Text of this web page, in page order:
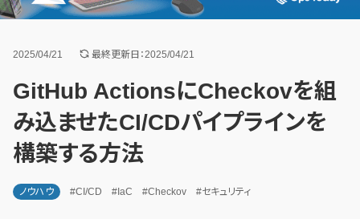
2025/04/21 最終更新日：2025/04/21
GitHub ActionsにCheckovを組
み込ませたCI/CDパイプラインを
構築する方法
ノウハウ #CI/CD #IaC #Checkov #セキュリティ